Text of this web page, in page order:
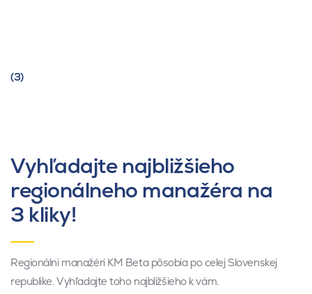
(3)
Vyhľadajte najbližšieho
regionálneho manažéra na
3 kliky!
Regionálni manažéri KM Beta pôsobia po celej Slovenskej
republike. Vyhľadajte toho najbližšieho k vám.